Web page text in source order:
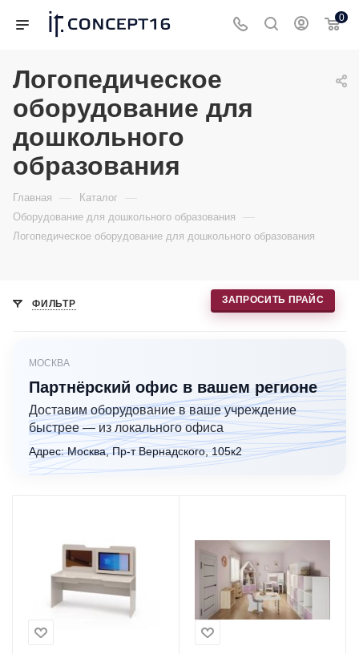
0
Логопедическое
оборудование для
дошкольного
образования
Главная — Каталог —
Оборудование для дошкольного образования —
Логопедическое оборудование для дошкольного образования
ФИЛЬТР ЗАПРОСИТЬ ПРАЙС
МОСКВА
Партнёрский офис в вашем регионе
Доставим оборудование в ваше учреждение
быстрее — из локального офиса
Адрес: Москва, Пр-т Вернадского, 105к2